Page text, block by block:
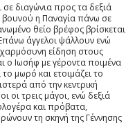
σε διαγώνια προς τα δεξιά
βουνού η Παναγία πάνω σε
θείο βρέφος βρίσκεται
άγγελοι ψάλλουν ενώ
χαρμόσυνη είδηση στους
ο Ιωσήφ με γέροντα ποιμένα
μωρό και ετοιμάζει το
από την κεντρική
οι τρεις μάγοι, ενώ δεξιά
και πρόβατα,
τη σκηνή της Γέννησης